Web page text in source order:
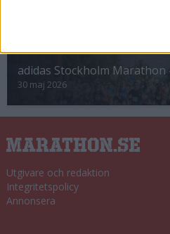
adidas Stockholm Marathon
30 maj 2026
Utgivare och redaktion
Integritetspolicy
Annonsera